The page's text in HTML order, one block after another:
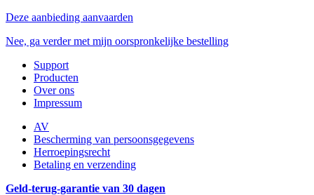
Deze aanbieding aanvaarden
Nee, ga verder met mijn oorspronkelijke bestelling
Support
Producten
Over ons
Impressum
AV
Bescherming van persoonsgegevens
Herroepingsrecht
Betaling en verzending
Geld-terug-garantie van 30 dagen